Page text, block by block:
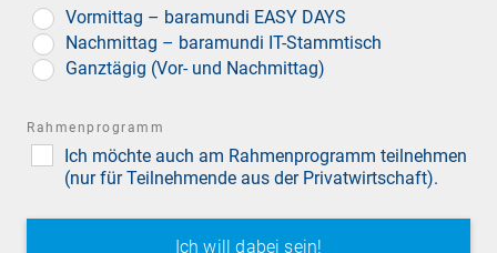
field
Vormittag – baramundi EASY DAYS
Nachmittag – baramundi IT-Stammtisch
Ganztägig (Vor- und Nachmittag)
Rahmenprogramm
Ich möchte auch am Rahmenprogramm teilnehmen
(nur für Teilnehmende aus der Privatwirtschaft).
Automobile Schätze in denkmalgeschützten
Hallen des ehemaligen Landesflughafens